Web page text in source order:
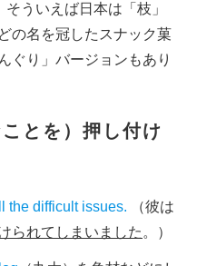
そういえば日本は「枝」
の名を冠したスナック菓
ぐり」バージョンもあり
とを）押し付け
the difficult issues. （彼は
られてしまいました 。）